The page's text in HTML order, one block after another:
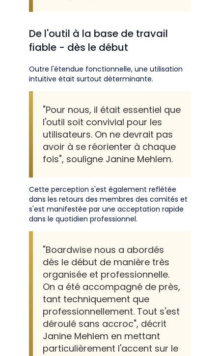
De l'outil à la base de travail
fiable - dès le début
Outre l'étendue fonctionnelle, une utilisation
intuitive était surtout déterminante.
"Pour nous, il était essentiel que
l'outil soit convivial pour les
utilisateurs. On ne devrait pas
avoir à se réorienter à chaque
fois", souligne Janine Mehlem.
Cette perception s'est également reflétée
dans les retours des membres des comités et
s'est manifestée par une acceptation rapide
dans le quotidien professionnel.
"Boardwise nous a abordés
dès le début de manière très
organisée et professionnelle.
On a été accompagné de près,
tant techniquement que
professionnellement. Tout s'est
déroulé sans accroc", décrit
Janine Mehlem en mettant
particulièrement l'accent sur le